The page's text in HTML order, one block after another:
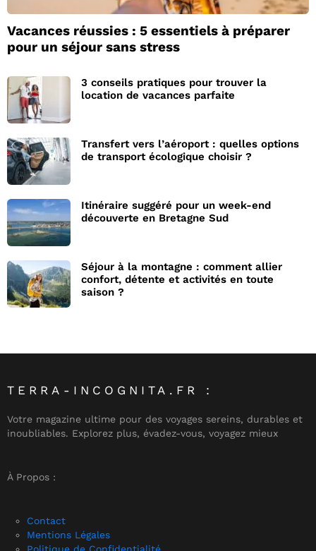
Vacances réussies : 5 essentiels à préparer
pour un séjour sans stress
3 conseils pratiques pour trouver la
location de vacances parfaite
Transfert vers l’aéroport : quelles options
de transport écologique choisir ?
Itinéraire suggéré pour un week-end
découverte en Bretagne Sud
Séjour à la montagne : comment allier
confort, détente et activités en toute
saison ?
TERRA-INCOGNITA.FR :
Votre magazine ultime pour des voyages sereins, durables et
inoubliables. Explorez plus, évadez-vous, voyagez mieux
À Propos :
Contact
Mentions Légales